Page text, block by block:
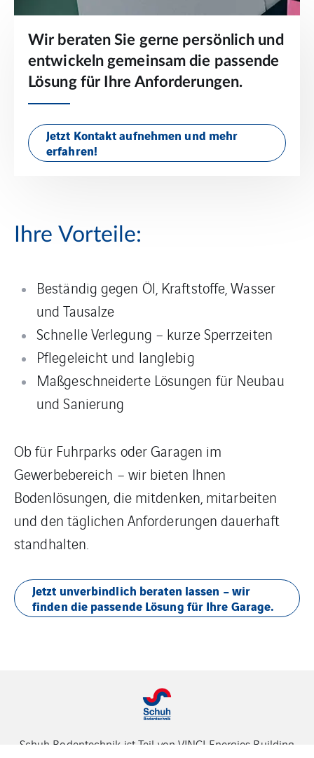
Wir beraten Sie gerne persönlich und
entwickeln gemeinsam die passende
Lösung für Ihre Anforderungen.
Jetzt Kontakt aufnehmen und mehr
erfahren!
Ihre Vorteile:
Beständig gegen Öl, Kraftstoffe, Wasser
und Tausalze
Schnelle Verlegung – kurze Sperrzeiten
Pflegeleicht und langlebig
Maßgeschneiderte Lösungen für Neubau
und Sanierung
Ob für Fuhrparks oder Garagen im
Gewerbebereich – wir bieten Ihnen
Bodenlösungen, die mitdenken, mitarbeiten
und den täglichen Anforderungen dauerhaft
standhalten.
Jetzt unverbindlich beraten lassen – wir
finden die passende Lösung für Ihre Garage.
Schuh Bodentechnik ist Teil von VINCI Energies Building